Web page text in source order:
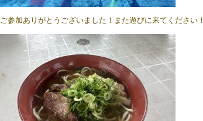
ご参加ありがとうございました！また遊びに来てください！